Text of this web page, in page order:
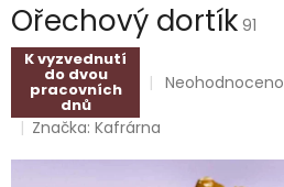
Ořechový dortík 91
K vyzvednutí
do dvou
pracovních
dnů
Průměrné
0,0
Neohodnoceno
Značka:Kafrárna